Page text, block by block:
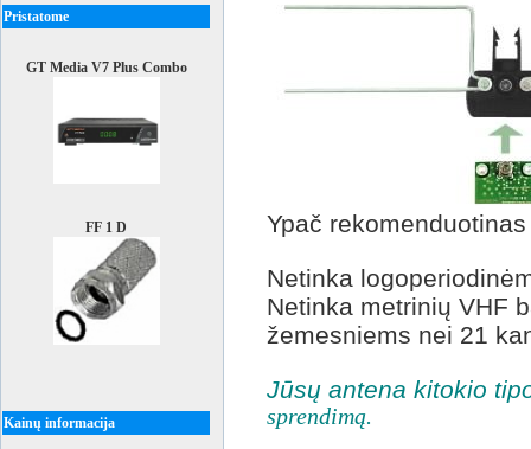
Pristatome
GT Media V7 Plus Combo
FF 1 D
Kainų informacija
Ypač
Netinka
Netinka metrinių VHF
žemesniems nei 21
Jūsų antena kitokio
sprendimą.